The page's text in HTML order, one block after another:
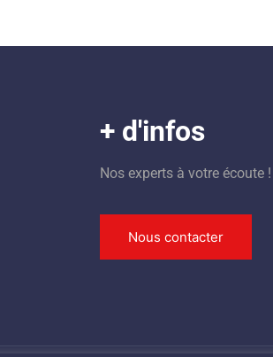
+ d'infos
Nos experts à votre écoute !
Nous contacter